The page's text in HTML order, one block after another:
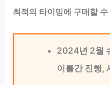
최적의 타이밍에 구매할
2024년 2월
이틀간 진행,